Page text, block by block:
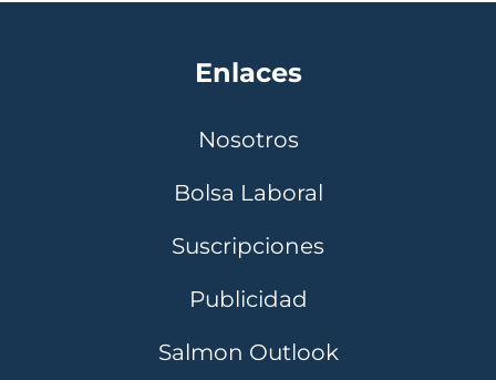
Enlaces
Nosotros
Bolsa Laboral
Suscripciones
Publicidad
Salmon Outlook